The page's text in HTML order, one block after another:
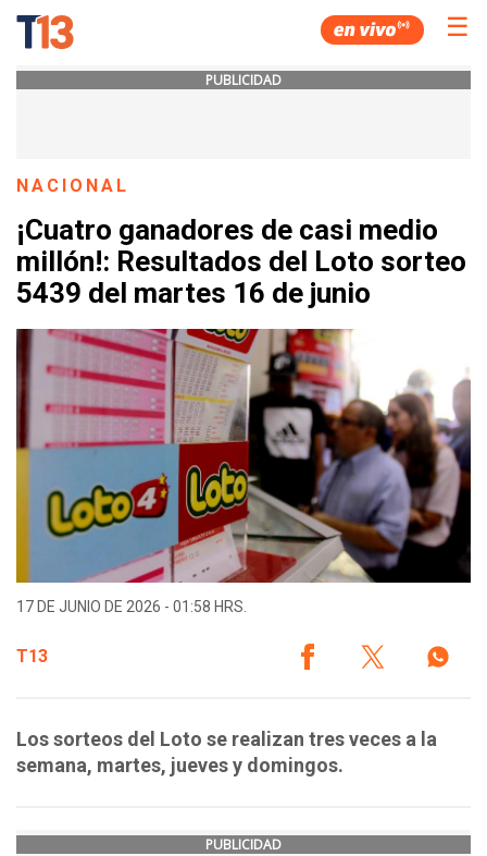
☰
PUBLICIDAD
NACIONAL
¡Cuatro ganadores de casi medio
millón!: Resultados del Loto sorteo
5439 del martes 16 de junio
17 DE JUNIO DE 2026 - 01:58 HRS.
T13
Los sorteos del Loto se realizan tres veces a la
semana, martes, jueves y domingos.
PUBLICIDAD